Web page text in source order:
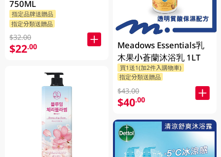
750ML
指定品牌送贈品
指定分類送贈品
$32.00
$22.00
Meadows Essentials乳
木果小蒼蘭沐浴乳 1LT
買1送1(加2件入購物車)
指定分類送贈品
$43.00
$40.00